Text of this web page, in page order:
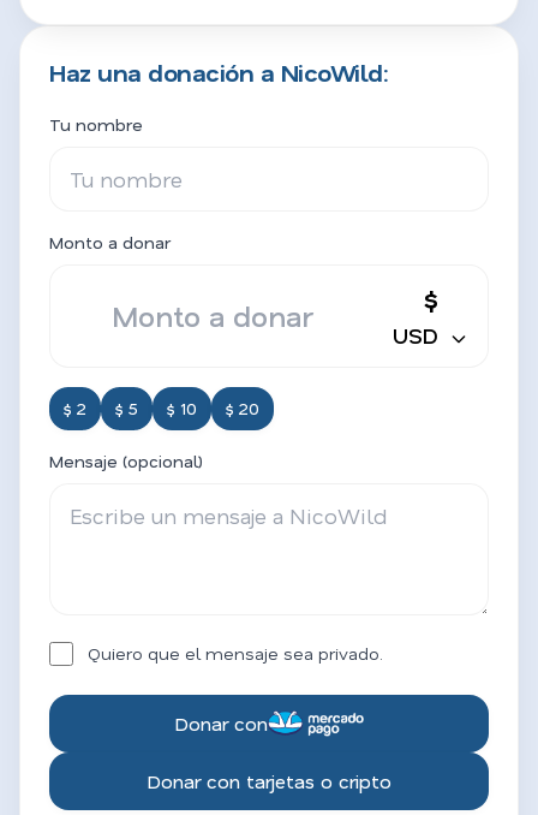
Haz una donación a NicoWild:
Tu nombre
Monto a donar
$
USD
$ 2 $ 5 $ 10 $ 20
Mensaje (opcional)
Quiero que el mensaje sea privado.
Donar con
Donar con tarjetas o cripto